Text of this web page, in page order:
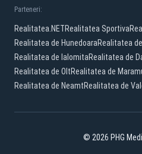
Parteneri:
Realitatea.NETRealitatea Sportiva
Realitatea de HunedoaraRealitatea
Realitatea de IalomitaRealitatea de
Realitatea de OltRealitatea de
Realitatea de NeamtRealitatea de
© 2026 PHG